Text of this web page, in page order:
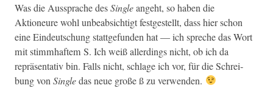
Was die Aussprache desSin­gleange­ht, so haben die
Aktioneure wohl unbe­ab­sichtigt fest­gestellt, dass hier schon
eine Ein­deutschung stattge­fun­den hat — ich spreche das Wort
mit stimmhaftem S. Ich weiß allerd­ings nicht, ob ich da
repräsen­ta­tiv bin. Falls nicht, schlage ich vor, für die Schrei­
bung vonSin­gledas neue große ß zu verwenden.